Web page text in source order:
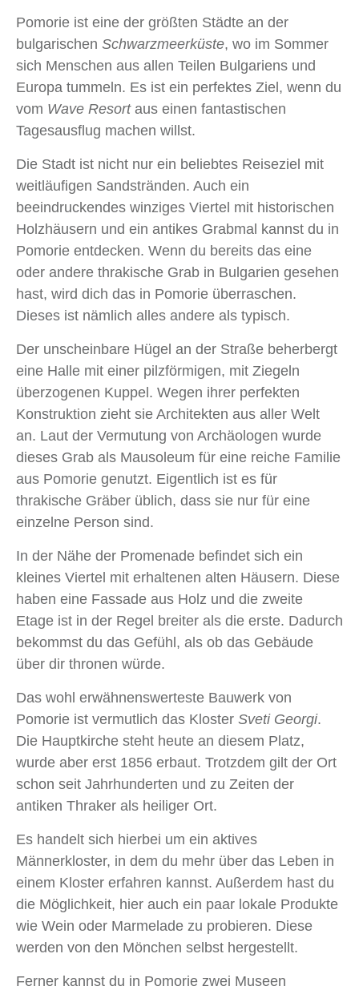
Pomorie ist eine der größten Städte an der
bulgarischen Schwarzmeerküste, wo im Sommer
sich Menschen aus allen Teilen Bulgariens und
Europa tummeln. Es ist ein perfektes Ziel, wenn du
vom Wave Resortaus einen fantastischen
Tagesausflug machen willst.
Die Stadt ist nicht nur ein beliebtes Reiseziel mit
weitläufigen Sandstränden. Auch ein
beeindruckendes winziges Viertel mit historischen
Holzhäusern und ein antikes Grabmal kannst du in
Pomorie entdecken. Wenn du bereits das eine
oder andere thrakische Grab in Bulgarien gesehen
hast, wird dich das in Pomorie überraschen.
Dieses ist nämlich alles andere als typisch.
Der unscheinbare Hügel an der Straße beherbergt
eine Halle mit einer pilzförmigen, mit Ziegeln
überzogenen Kuppel. Wegen ihrer perfekten
Konstruktion zieht sie Architekten aus aller Welt
an. Laut der Vermutung von Archäologen wurde
dieses Grab als Mausoleum für eine reiche Familie
aus Pomorie genutzt. Eigentlich ist es für
thrakische Gräber üblich, dass sie nur für eine
einzelne Person sind.
In der Nähe der Promenade befindet sich ein
kleines Viertel mit erhaltenen alten Häusern. Diese
haben eine Fassade aus Holz und die zweite
Etage ist in der Regel breiter als die erste. Dadurch
bekommst du das Gefühl, als ob das Gebäude
über dir thronen würde.
Das wohl erwähnenswerteste Bauwerk von
Pomorie ist vermutlich das Kloster Sveti Georgi.
Die Hauptkirche steht heute an diesem Platz,
wurde aber erst 1856 erbaut. Trotzdem gilt der Ort
schon seit Jahrhunderten und zu Zeiten der
antiken Thraker als heiliger Ort.
Es handelt sich hierbei um ein aktives
Männerkloster, in dem du mehr über das Leben in
einem Kloster erfahren kannst. Außerdem hast du
die Möglichkeit, hier auch ein paar lokale Produkte
wie Wein oder Marmelade zu probieren. Diese
werden von den Mönchen selbst hergestellt.
Ferner kannst du in Pomorie zwei Museen